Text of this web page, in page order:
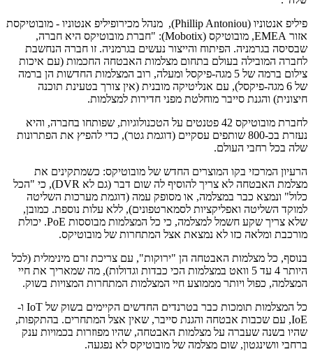
פיליפ אנטוניו (Phillip Antoniou), מנהל מכירופיליפ אנטוניו - מובוטיקסת
אזור EMEA, מובוטיקס (Mobotix): "חברת מובוטיקס היא חברה,
שבסיסה בגרמניה. הפיתוח והייצור נעשים בגרמניה. זו חברה הנחשבת
לחברה המובילה בעולם בתחום מצלמות האבטחה החכמות (עם איכות
צילום ברמה של 5 מגה-פיקסל ומעלה, רוב המצלמות החדשות הן ברמה
של 6 מגה-פיקסל), עם אנליטיקה מובנית (אין צורך בטעינת תוכנה
חיצונית) והגנת סייבר מוחלטת מפני חדירות למצלמות.
לחברת מובוטיקס 42 פטנטים על הטכנולוגיות, שפותחו בחברה, והיא
נעזרת בכ-800 שותפים עסקיים (דוגמת גטר), כדי להפיץ את הפתרונות
שלה בכל רחבי העולם.
הרעיון המרכזי בקו המוצרים החדש של מובוטיקס: כשמתקינים את
מצלמת האבטחה לא צריך להוסיף לה שום דבר (גם לא DVR), כי "הכל
כלול" ונמצא כבר במצלמה, או מסופק עמה (דוגמת מערכות השליטה
למוקד השליטה ואפליקציות לסמארטפונים), ללא עלות נוספת. כמובן,
שלא צריך שקע חשמל למצלמה, כי כל המצלמות מבוססות PoE. יכולת
מורכבת ומלאה כזו לא נמצאת אצל המתחרות של מובוטיקס.
בנוסף, כל מצלמות האבטחה הן "ירוקות", עם צריכת זרם מינימלית (לכל
היותר 4 עד 5 וואט במצלמות הכי כבדות וגדולות), מה שמאריך את חיי
המצלמה, כפול ויותר מממוצע חיי המצלמות המתחרות המצויות בשוק.
כל המצלמות תומכות כבר בטרנדים החדשים הקיימים בשוק של IoT ו-
IoE, עם שכבות אבטחה והגנת סייבר, שאין אצל המתחרים. בהתקפות,
שהיו בשנה שעברה על מצלמות האבטחה, שהיו מפוזרות בכמויות ענק
ברחבי וושינגטון, שום מצלמה של מובוטיקס לא נפגעה.